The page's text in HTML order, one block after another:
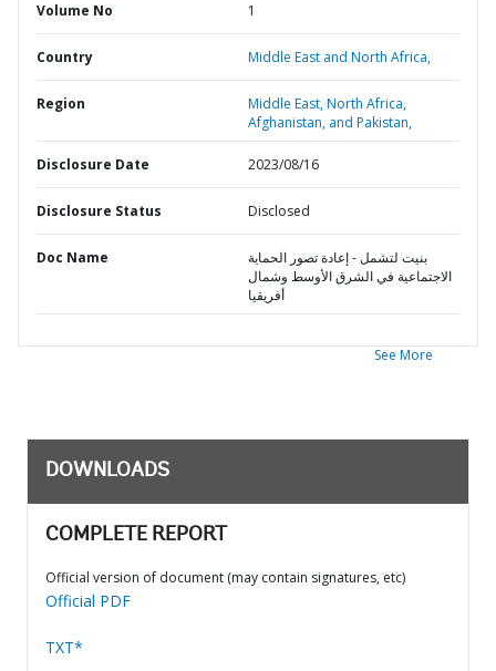
Volume No 1
Country Middle East and North Africa,
Region
Middle East, North Africa,
Afghanistan, and Pakistan,
Disclosure Date 2023/08/16
Disclosure Status Disclosed
Doc Name
بنيت لتشمل - إعادة تصور الحماية
الاجتماعية في الشرق الأوسط وشمال
أفريقيا
See More
DOWNLOADS
COMPLETE REPORT
Official version of document (may contain signatures, etc)
Official PDF
TXT*